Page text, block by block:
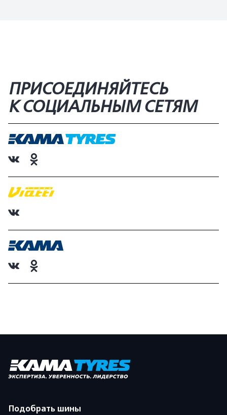
ПРИСОЕДИНЯЙТЕСЬ
К СОЦИАЛЬНЫМ СЕТЯМ
Подобрать шины